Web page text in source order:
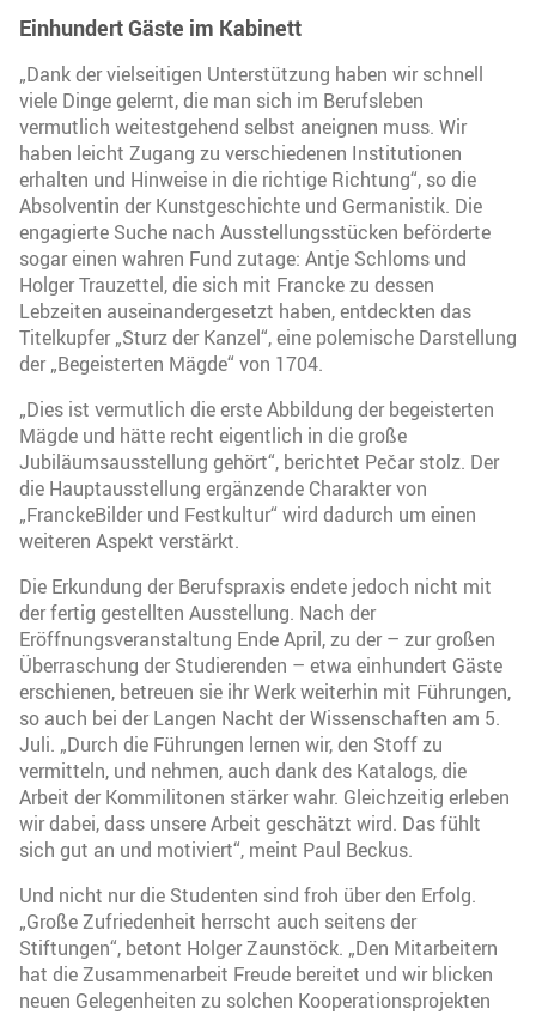
Einhundert Gäste im Kabinett
„Dank der vielseitigen Unterstützung haben wir schnell
viele Dinge gelernt, die man sich im Berufsleben
vermutlich weitestgehend selbst aneignen muss. Wir
haben leicht Zugang zu verschiedenen Institutionen
erhalten und Hinweise in die richtige Richtung“, so die
Absolventin der Kunstgeschichte und Germanistik. Die
engagierte Suche nach Ausstellungsstücken beförderte
sogar einen wahren Fund zutage: Antje Schloms und
Holger Trauzettel, die sich mit Francke zu dessen
Lebzeiten auseinandergesetzt haben, entdeckten das
Titelkupfer „Sturz der Kanzel“, eine polemische Darstellung
der „Begeisterten Mägde“ von 1704.
„Dies ist vermutlich die erste Abbildung der begeisterten
Mägde und hätte recht eigentlich in die große
Jubiläumsausstellung gehört“, berichtet Pečar stolz. Der
die Hauptausstellung ergänzende Charakter von
„FranckeBilder und Festkultur“ wird dadurch um einen
weiteren Aspekt verstärkt.
Die Erkundung der Berufspraxis endete jedoch nicht mit
der fertig gestellten Ausstellung. Nach der
Eröffnungsveranstaltung Ende April, zu der – zur großen
Überraschung der Studierenden – etwa einhundert Gäste
erschienen, betreuen sie ihr Werk weiterhin mit Führungen,
so auch bei der Langen Nacht der Wissenschaften am 5.
Juli. „Durch die Führungen lernen wir, den Stoff zu
vermitteln, und nehmen, auch dank des Katalogs, die
Arbeit der Kommilitonen stärker wahr. Gleichzeitig erleben
wir dabei, dass unsere Arbeit geschätzt wird. Das fühlt
sich gut an und motiviert“, meint Paul Beckus.
Und nicht nur die Studenten sind froh über den Erfolg.
„Große Zufriedenheit herrscht auch seitens der
Stiftungen“, betont Holger Zaunstöck. „Den Mitarbeitern
hat die Zusammenarbeit Freude bereitet und wir blicken
neuen Gelegenheiten zu solchen Kooperationsprojekten